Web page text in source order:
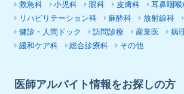
救急科 小児科 眼科 皮膚科 耳鼻咽喉
リハビリテーション科
麻酔科 放射線科
健診・人間ドック
訪問診療 産業医 病
緩和ケア科
総合診療科 その他
医師アルバイト情報をお探しの方